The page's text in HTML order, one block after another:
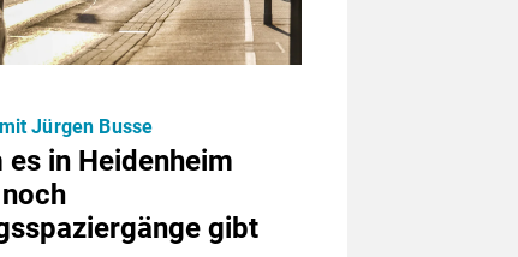
es in Heidenheim
gibt
Jürgen Busse